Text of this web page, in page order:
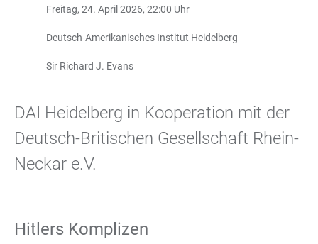
Freitag, 24. April 2026, 22:00 Uhr
Deutsch-Amerikanisches Institut Heidelberg
Sir Richard J. Evans
DAI Heidelberg in Kooperation mit der
Deutsch-Britischen Gesellschaft Rhein-
Neckar e.V.
Hitlers Komplizen